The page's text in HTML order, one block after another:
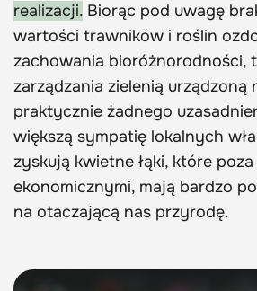
realizacji. Biorąc pod uwagę
wartości trawników i roślin
zachowania bioróżnorodności,
zarządzania zielenią urządzoną
praktycznie żadnego
większą sympatię lokalnych
zyskują kwietne łąki, które
ekonomicznymi, mają bardzo
na otaczającą nas przyrodę.